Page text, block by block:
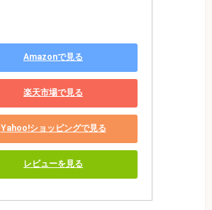
Amazonで見る
楽天市場で見る
Yahoo!ショッピングで見る
レビューを見る